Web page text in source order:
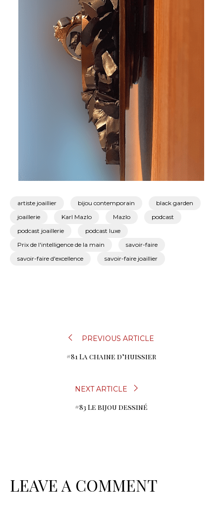
artiste joaillier bijou contemporain
black garden
joaillerie
Karl Mazlo Mazlo
podcast
podcast joaillerie
podcast luxe
Prix de l'intelligence de la main
savoir-faire
savoir-faire d'excellence
savoir-faire joaillier
NAVIGATION
L’ARTICLE
PREVIOUS ARTICLE
#81 La chaine d’huissier
NEXT ARTICLE
#83 Le bijou dessiné
LEAVE A COMMENT